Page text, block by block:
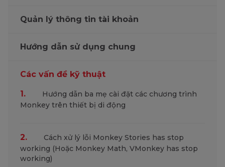
Quản lý thông tin tài khoản
Hướng dẫn sử dụng chung
Các vấn đề kỹ thuật
1.
Hướng dẫn ba mẹ cài đặt các chương trình
Monkey trên thiết bị di động
2.
Cách xử lý lỗi Monkey Stories has stop
working (Hoặc Monkey Math, VMonkey has stop
working)